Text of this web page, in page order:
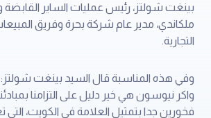
بينغت شولتز، رئيس عمليات الساير
ملكاندي، مدير عام شركة بحرة وفريق
التجارية.
وفي هذه المناسبة قال السيد بينغت شولتز:
واكر نيوسون هي خير دليل على التزامنا
فخورين جدا بتمثيل العلامة في الكويت،